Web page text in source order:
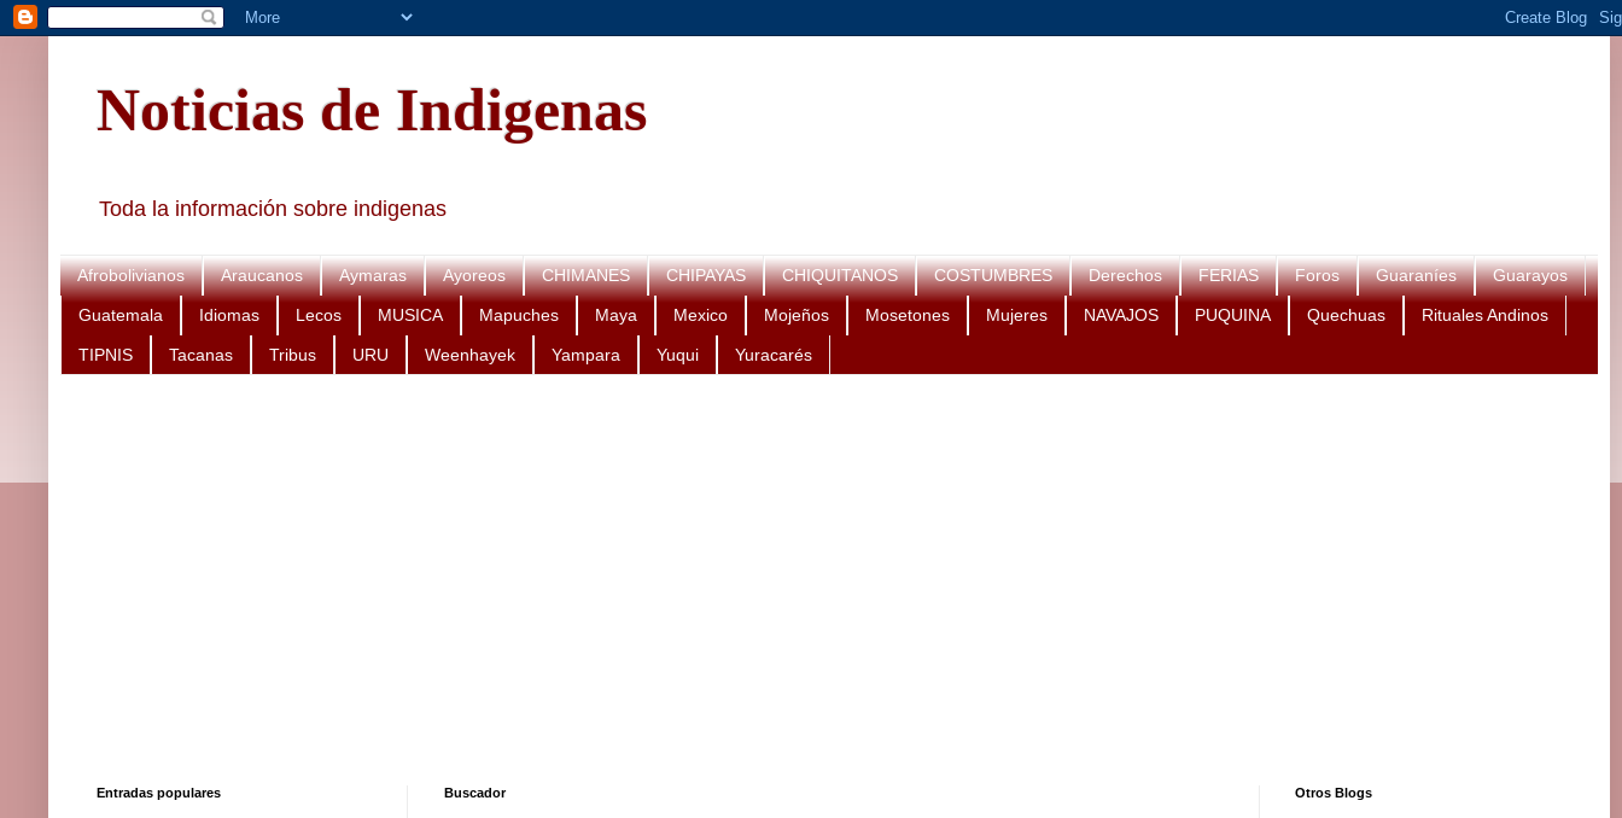
Noticias de Indigenas
Toda la información sobre indigenas
Afrobolivianos Araucanos Aymaras Ayoreos CHIMANES CHIPAYAS CHIQUITANOS COSTUMBRES Derechos FERIAS Foros Guaraníes Guarayos
Guatemala Idiomas Lecos MUSICA Mapuches Maya Mexico Mojeños Mosetones Mujeres NAVAJOS PUQUINA Quechuas Rituales Andinos
TIPNIS Tacanas Tribus URU Weenhayek Yampara Yuqui Yuracarés
Buscador
Entradas populares Otros Blogs